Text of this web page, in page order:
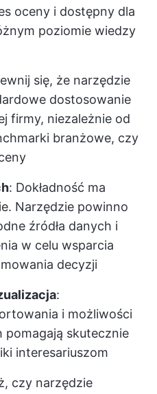
oceny i dostępny dla
poziomie wiedzy
się, że narzędzie
dostosowanie
firmy, niezależnie od
branżowe, czy
: Dokładność ma
Narzędzie powinno
źródła danych i
w celu wsparcia
decyzji
:
i możliwości
pomagają skutecznie
interesariuszom
czy narzędzie